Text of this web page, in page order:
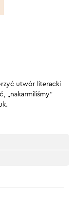
utwór literacki
„nakarmiliśmy”